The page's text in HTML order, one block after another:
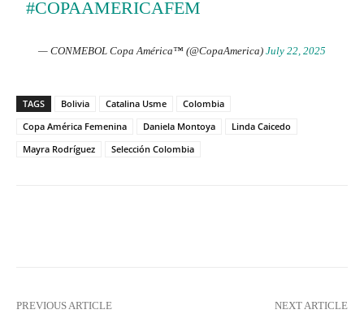
#COPAAMERICAFEM
— CONMEBOL Copa América™️ (@CopaAmerica) July 22, 2025
TAGS Bolivia Catalina Usme
Colombia
Copa América Femenina
Daniela Montoya
Linda Caicedo
Mayra Rodríguez
Selección Colombia
PREVIOUS ARTICLE
NEXT ARTICLE